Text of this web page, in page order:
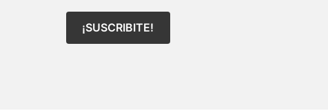
¡SUSCRIBITE!